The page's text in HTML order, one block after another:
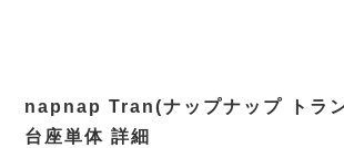
napnap Tran(ナップナップ トラ
台座単体 詳細